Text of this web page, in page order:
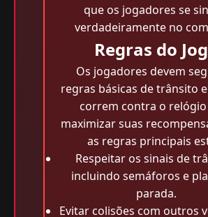
que os jogadores se
verdadeiramente no
Regras do
Os jogadores devem
regras básicas de trânsito
correm contra o
maximizar suas
as regras principais
Respeitar os sinais de
incluindo semáforos e
parada.
Evitar colisões com outros